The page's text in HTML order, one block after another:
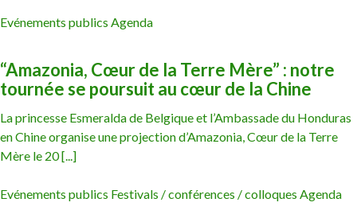
Evénements publics Agenda
“Amazonia, Cœur de la Terre Mère” : notre
tournée se poursuit au cœur de la Chine
La princesse Esmeralda de Belgique et l’Ambassade du Honduras
en Chine organise une projection d’Amazonia, Cœur de la Terre
Mère le 20 [...]
Evénements publics Festivals / conférences / colloques Agenda